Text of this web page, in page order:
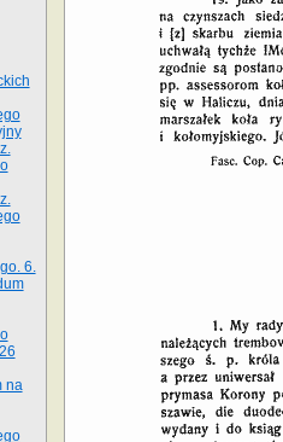
6.
na